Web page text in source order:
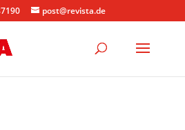
post@revista.de